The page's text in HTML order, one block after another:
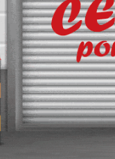
semirremolques
grupaje y en el
agregada cercana a
según ha explicado el